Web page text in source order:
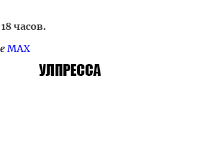
часов.
MAX